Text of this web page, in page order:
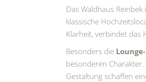
Das Waldhaus
klassische
Klarheit, verbindet das
Besonders die
besonderen
Gestaltung schaffen